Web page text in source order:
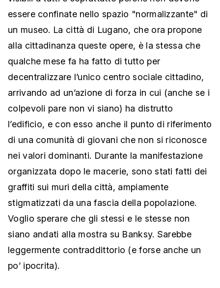
essere confinate nello spazio "normalizzante" di
un museo. La città di Lugano, che ora propone
alla cittadinanza queste opere, è la stessa che
qualche mese fa ha fatto di tutto per
decentralizzare l’unico centro sociale cittadino,
arrivando ad un’azione di forza in cui (anche se i
colpevoli pare non vi siano) ha distrutto
l’edificio, e con esso anche il punto di riferimento
di una comunità di giovani che non si riconosce
nei valori dominanti. Durante la manifestazione
organizzata dopo le macerie, sono stati fatti dei
graffiti sui muri della città, ampiamente
stigmatizzati da una fascia della popolazione.
Voglio sperare che gli stessi e le stesse non
siano andati alla mostra su Banksy. Sarebbe
leggermente contraddittorio (e forse anche un
po’ ipocrita).